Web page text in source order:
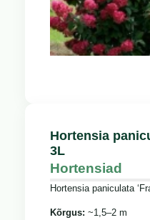
Hortensia
3L
Hortensiad
Hortensia paniculata
Kõrgus: ~1,5–2 m